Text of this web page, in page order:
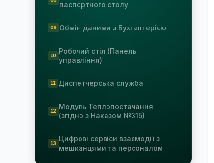
паспортного столу
Обмін даними з Бухгалтерією
Робочий стіл (Панель
управління)
Диспетчерська служба
Модуль Теплопостачання
(згідно з Наказом №315)
Цифрові сервіси взаємодії з
мешканцями та персоналом